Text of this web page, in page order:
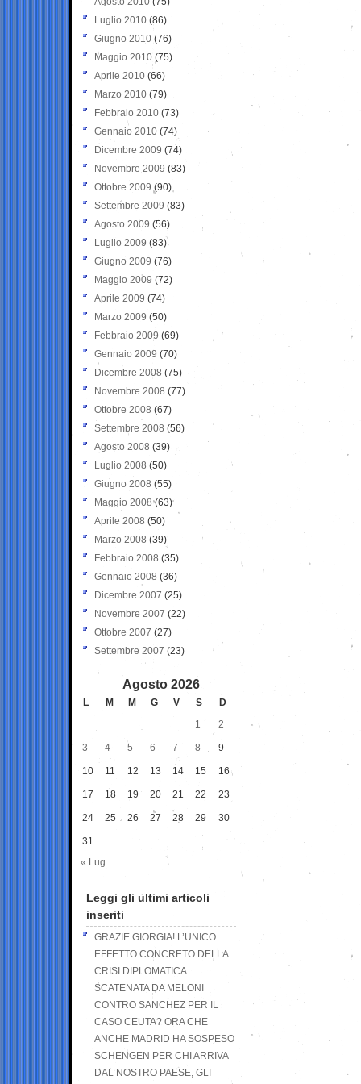
Luglio 2010 (86)
Giugno 2010 (76)
Maggio 2010 (75)
Aprile 2010 (66)
Marzo 2010 (79)
Febbraio 2010 (73)
Gennaio 2010 (74)
Dicembre 2009 (74)
Novembre 2009 (83)
Ottobre 2009 (90)
Settembre 2009 (83)
Agosto 2009 (56)
Luglio 2009 (83)
Giugno 2009 (76)
Maggio 2009 (72)
Aprile 2009 (74)
Marzo 2009 (50)
Febbraio 2009 (69)
Gennaio 2009 (70)
Dicembre 2008 (75)
Novembre 2008 (77)
Ottobre 2008 (67)
Settembre 2008 (56)
Agosto 2008 (39)
Luglio 2008 (50)
Giugno 2008 (55)
Maggio 2008(63)
Aprile 2008 (50)
Marzo 2008 (39)
Febbraio 2008 (35)
Gennaio 2008 (36)
Dicembre 2007 (25)
Novembre 2007 (22)
Ottobre 2007 (27)
Settembre 2007 (23)
Agosto 2026
L M M G V S
D
1
2
3 4 5 6 7 8 9
10 11 12 13 14 15 16
17 18 19 20 21 22 23
24 25 26 27 28 29 30
31
« Lug
Leggi gli ultimi articoli
inseriti
GRAZIE GIORGIA! L’UNICO
EFFETTO CONCRETO DELLA
CRISI DIPLOMATICA
SCATENATA DA MELONI
CONTRO SANCHEZ PER IL
CASO CEUTA? ORA CHE
ANCHE MADRID HA SOSPESO
SCHENGEN PER CHI ARRIVA
DAL NOSTRO PAESE, GLI